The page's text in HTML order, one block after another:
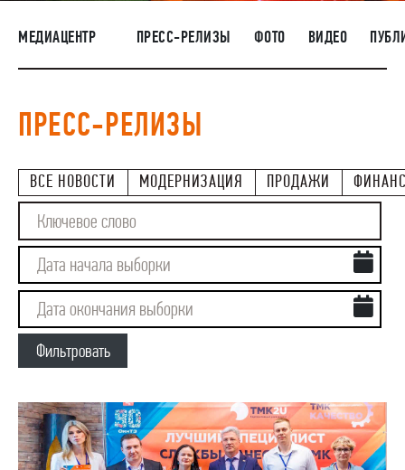
НАШИ ЛЮДИ
ОКРУЖАЮЩАЯ СРЕДА
РАСКРЫТИЕ ИНФОРМАЦИИ
ЗАКУПКИ
МЕДИАЦЕНТР ПРЕСС-РЕЛИЗЫ ФОТО ВИДЕО
ПРЕСС-РЕЛИЗЫ
ВСЕ НОВОСТИ МОДЕРНИЗАЦИЯ ПРОДАЖИ
Фильтровать